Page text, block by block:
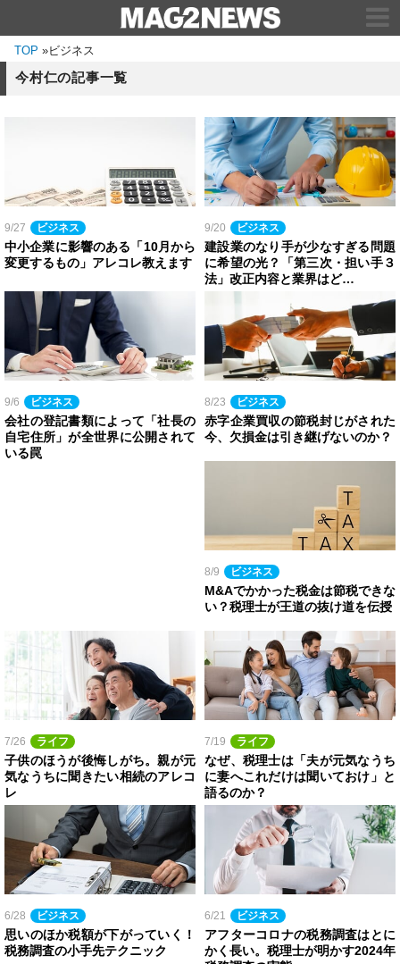
TOP »ビジネス
今村仁の記事一覧
9/27 ビジネス
中小企業に影響のある「10月から
変更するもの」アレコレ教えます
9/20 ビジネス
建設業のなり手が少なすぎる問題
に希望の光？「第三次・担い手３
法」改正内容と業界はど…
9/6 ビジネス
会社の登記書類によって「社長の
自宅住所」が全世界に公開されて
いる罠
8/23 ビジネス
赤字企業買収の節税封じがされた
今、欠損金は引き継げないのか？
8/9 ビジネス
M&Aでかかった税金は節税できな
い？税理士が王道の抜け道を伝授
7/26 ライフ
子供のほうが後悔しがち。親が元
気なうちに聞きたい相続のアレコ
レ
7/19 ライフ
なぜ、税理士は「夫が元気なうち
に妻へこれだけは聞いておけ」と
語るのか？
6/28 ビジネス
思いのほか税額が下がっていく！
税務調査の小手先テクニック
6/21 ビジネス
アフターコロナの税務調査はとに
かく長い。税理士が明かす2024年